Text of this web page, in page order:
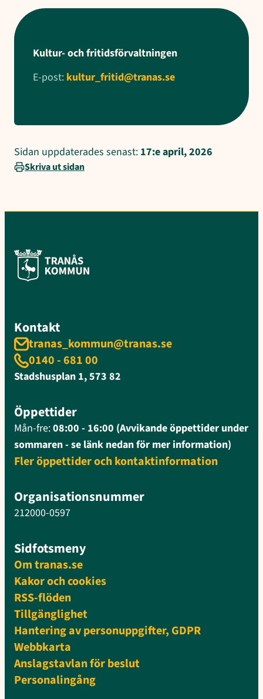
Kultur- och fritidsförvaltningen
E-post: kultur_fritid@tranas.se
Sidan uppdaterades senast: 17:e april, 2026
Skriva ut sidan
Kontakt
tranas_kommun@tranas.se
0140 - 681 00
Stadshusplan 1, 573 82
Öppettider
Mån-fre:08:00 - 16:00 (Avvikande öppettider under
sommaren - se länk nedan för mer information)
Fler öppettider och kontaktinformation
Organisationsnummer
212000-0597
Sidfotsmeny
Om tranas.se
Kakor och cookies
RSS-flöden
Tillgänglighet
Hantering av personuppgifter, GDPR
Webbkarta
Anslagstavlan för beslut
Personalingång